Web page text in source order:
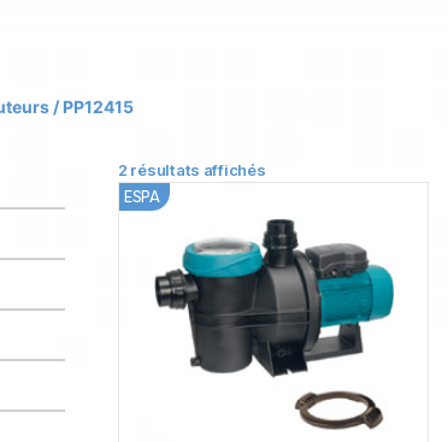
/ PP12415
2 résultats affichés
ESPA